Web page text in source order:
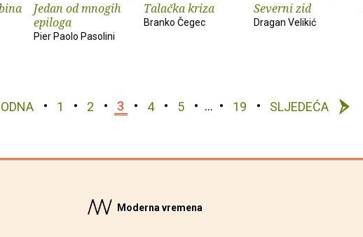
Jedan od mnogih
epiloga
Pier Paolo Pasolini
Talačka kriza
Branko Čegec
Severni zid
Dragan Velikić
1 2 3 4 5 … 19 SLJEDEĆA
Moderna vremena